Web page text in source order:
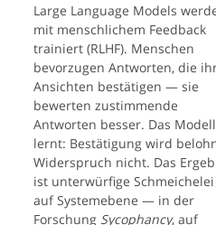
Large Language Models
mit menschlichem Feedback
trainiert (RLHF). Menschen
bevorzugen Antworten, die
Ansichten bestätigen — sie
bewerten zustimmende
Antworten besser. Das Modell
lernt: Bestätigung wird
Widerspruch nicht. Das
ist unterwürfige Schmeichelei
auf Systemebene — in der
Forschung Sycophancy, auf